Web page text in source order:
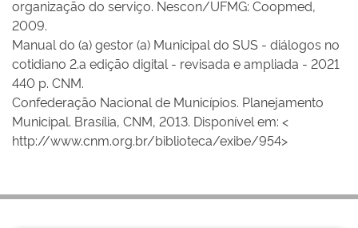
organização do serviço. Nescon/UFMG: Coopmed,
2009.
Manual do (a) gestor (a) Municipal do SUS - diálogos no
cotidiano 2.a edição digital - revisada e ampliada - 2021
440 p. CNM.
Confederação Nacional de Municípios. Planejamento
Municipal. Brasília, CNM, 2013. Disponível em: <
http://www.cnm.org.br/biblioteca/exibe/954>